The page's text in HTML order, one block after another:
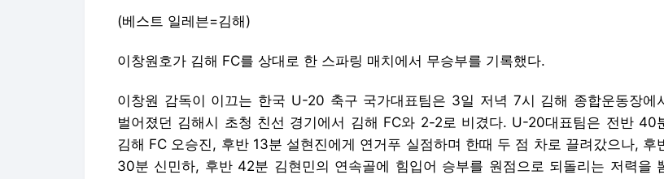
(베스트 일레븐=김해)
이창원호가 김해 FC를 상대로 한 스파링 매치에서 무승부를 기록했다.
이창원 감독이 이끄는 한국 U-20 축구 국가대표팀은 3일 저녁 7시 김해 종합운동장에
벌어졌던 김해시 초청 친선 경기에서 김해 FC와 2-2로 비겼다. U-20대표팀은 전반 40
김해 FC 오승진, 후반 13분 설현진에게 연거푸 실점하며 한때 두 점 차로 끌려갔으나, 후
30분 신민하, 후반 42분 김현민의 연속골에 힘입어 승부를 원점으로 되돌리는 저력을